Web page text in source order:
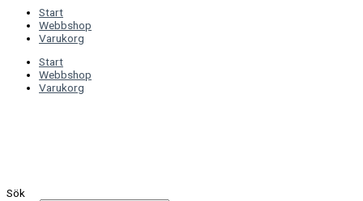
Start
Webbshop
Varukorg
Start
Webbshop
Varukorg
Sök